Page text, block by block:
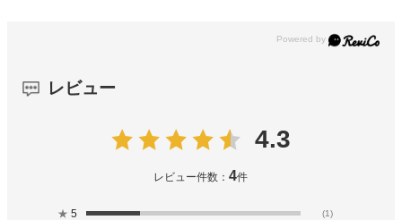
レビュー
4.3
レビュー件数：4件
★ 5 (1)